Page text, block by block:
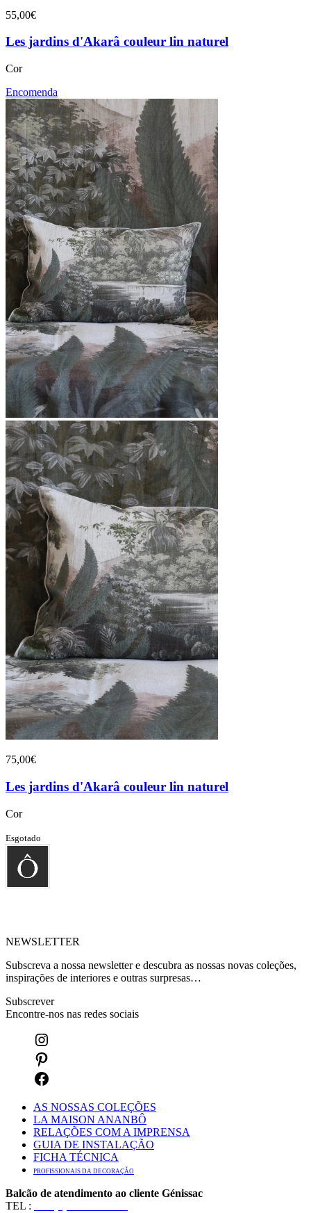
55,00€
Les jardins d'Akarâ couleur lin naturel
Cor
Encomenda
75,00€
Les jardins d'Akarâ couleur lin naturel
Cor
Esgotado
NEWSLETTER
Subscreva a nossa newsletter e descubra as nossas novas coleções,
inspirações de interiores e outras surpresas…
Subscrever
Encontre-nos nas redes sociais
AS NOSSAS COLEÇÕES
LA MAISON ANANBÔ
RELAÇÕES COM A IMPRENSA
GUIA DE INSTALAÇÃO
FICHA TÉCNICA
PROFISSIONAIS DA DECORAÇÃO
Balcão de atendimento ao cliente Génissac
TEL :